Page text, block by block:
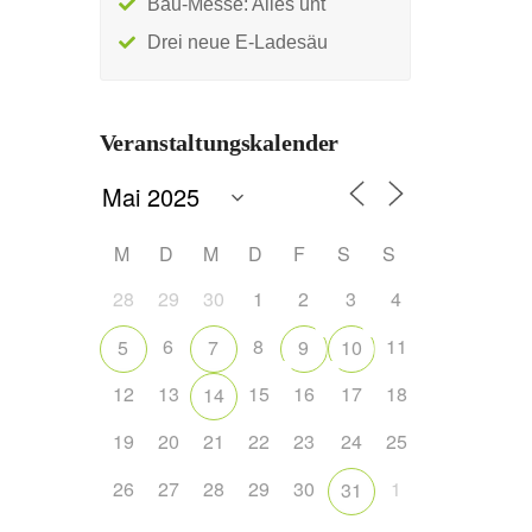
Bau-Messe: Alles unt
Drei neue E-Ladesäu
Veranstaltungskalender
M D M D F S
S
28
29 30 1 2 3
4
5
6 7 8 9 10
11
12
13 14 15 16 17
18
19
20 21 22 23 24
25
26
27 28 29 30 31 1